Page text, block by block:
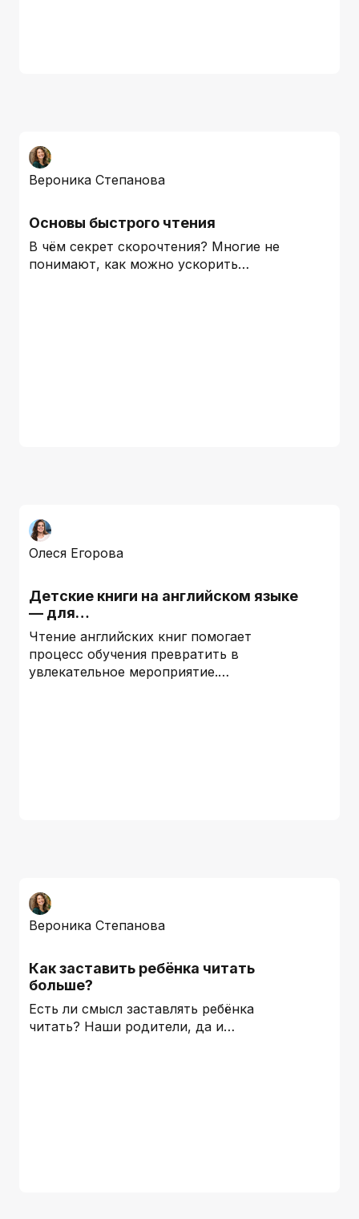
Вероника Степанова
Основы быстрого чтения
В чём секрет скорочтения? Многие не
понимают, как можно ускорить…
Олеся Егорова
Детские книги на английском языке
— для…
Чтение английских книг помогает
процесс обучения превратить в
увлекательное мероприятие.…
Вероника Степанова
Как заставить ребёнка читать
больше?
Есть ли смысл заставлять ребёнка
читать? Наши родители, да и…